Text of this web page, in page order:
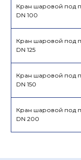
Кран шаровой под
DN 100
Кран шаровой под
DN 125
Кран шаровой под
DN 150
Кран шаровой под
DN 200